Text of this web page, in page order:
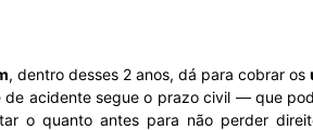
, dentro desses 2 anos, dá para cobrar os
acidente segue o prazo civil — que
o quanto antes para não perder